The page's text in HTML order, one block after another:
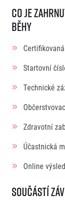
Co je
běhy
Startovní
Technické
Zdravotní
Účastnická
Online
Součástí